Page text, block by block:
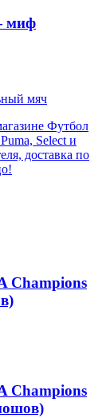
миф
Футбол
Select и
доставка по
Champions
Champions